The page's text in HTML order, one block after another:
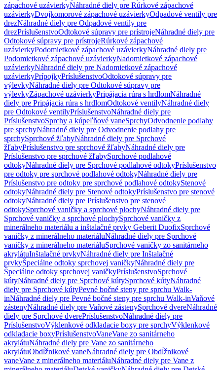
zápachové uzávierkyNáhradné diely pre Rúrkové zápachové
uzávierkyDvojkomorové zápachové uzávierkyOdpadové ventily pre
drezNáhradné diely pre Odpadové ventily pre
drezPríslušenstvoOdtokové súpravy pre prístrojeNáhradné diely pre
Odtokové súpravy pre prístrojeRúrkové zápachové
uzávierkyPodomietkové zápachové uzávierkyNáhradné diely pre
Podomietkové zápachové uzávierkyNadomietkové zápachové
uzávierkyNáhradné diely pre Nadomietkové zápachové
uzávierkyPrípojkyPríslušenstvoOdtokové súpravy pre
výlevkyNáhradné diely pre Odtokové súpravy pre
výlevkyZápachové uzávierkyPripájacia rúra s hrdlomNáhradné
diely pre Pripájacia rúra s hrdlomOdtokové ventilyNáhradné diely
pre Odtokové ventilyPríslušenstvoNáhradné diely pre
PríslušenstvoSprchy a kúpeľňové vaneSprchyOdvodnenie podlahy
pre sprchyNáhradné diely pre Odvodnenie podlahy pre
sprchySprchové žľabyNáhradné diely pre Sprchové
žľabyPríslušenstvo pre sprchové žľabyNáhradné diely pre
Príslušenstvo pre sprchové žľabySprchové podlahové
odtokyNáhradné diely pre Sprchové podlahové odtokyPríslušenstvo
pre odtoky pre sprchové podlahové odtokyNáhradné diely pre
Príslušenstvo pre odtoky pre sprchové podlahové odtokyStenové
odtokyNáhradné diely pre Stenové odtokyPríslušenstvo pre stenové
odtokyNáhradné diely pre Príslušenstvo pre stenové
odtokySprchové vaničky a sprchové plochyNáhradné diely pre
Sprchové vaničky a sprchové plochySprchové vaničky z
minerálneho materiálu a inštalačné prvky Geberit DuofixSprchové
vaničky z minerálneho materiáluNáhradné diely pre Sprchové
vaničky z minerálneho materiáluSprchové vaničky zo sanitárneho
akrylátuInštalačné prvkyNáhradné diely pre Inštalačné
prvkyŠpeciálne odtoky sprchovej vaničkyNáhradné diely pre
Špeciálne odtoky sprchovej vaničkyPríslušenstvoSprchové
kútyNáhradné diely pre Sprchové kútySprchové kútyNáhradné
diely pre Sprchové kútyPevné bočné steny pre sprchu Walk-
inNáhradné diely pre Pevné bočné steny pre sprchu Walk-inVaňové
zástenyNáhradné diely pre Vaňové zástenySprchové dvereNáhradné
diely pre Sprchové dverePríslušenstvoNáhradné diely pre
PríslušenstvoVýklenkové odkladacie boxy pre sprchyVýklenkové
odkladacie boxyPríslušenstvoVaneVane zo sanitárneho
akrylátuNáhradné diely pre Vane zo sanitárneho
akrylátuObdĺžnikové vaneNáhradné diely pre Obdĺžnikové
vaneVane z minerálneho materiáluNáhradné diely pre Vane z